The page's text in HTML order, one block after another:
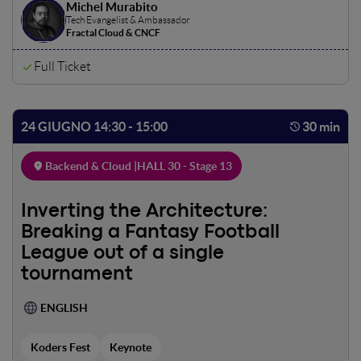
fragili e script procedurali. Saliamo sulla DeLorean:
portiamo la saggezza del "Passato" nel "Presente"
dell'infrastruttura tramite il Platform Engineering!
Smetteremo di "configurare" ed iniziamo a progettare
Michel Murabito
Tech Evangelist & Ambassador
Fractal Cloud & CNCF
Full Ticket
24 GIUGNO 14:30 - 15:00 30 min
Backend & Cloud | HALL 30 - Stage 13
Inverting the Architecture:
Breaking a Fantasy Football
League out of a single
tournament
ENGLISH
Koders Fest Keynote